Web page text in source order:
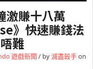
激賺十八萬
》快速賺錢法
難
遊戲新聞 / by滅盡殺手on